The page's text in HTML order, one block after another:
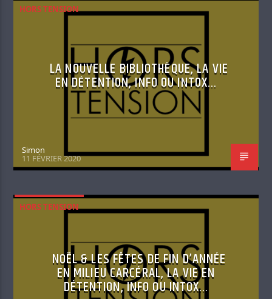
HORS TENSION
LA NOUVELLE BIBLIOTHÈQUE, LA VIE
EN DÉTENTION, INFO OU INTOX…
Simon
11 FÉVRIER 2020
HORS TENSION
NOËL & LES FÊTES DE FIN D’ANNÉE
EN MILIEU CARCÉRAL, LA VIE EN
DÉTENTION, INFO OU INTOX…